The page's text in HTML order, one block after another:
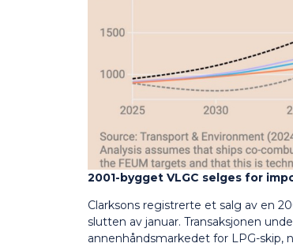
2001-bygget VLGC selges for
Clarksons registrerte et salg av en
slutten av januar. Transaksjonen
annenhåndsmarkedet for LPG-